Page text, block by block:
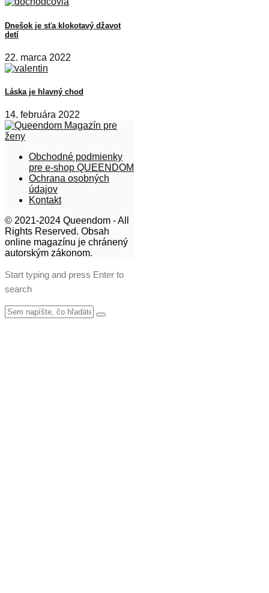
Dnešok je sťa klokotavý džavot
detí
22. marca 2022
Láska je hlavný chod
14. februára 2022
Obchodné podmienky
pre e-shop QUEENDOM
Ochrana osobných
údajov
Kontakt
© 2021-2024 Queendom - All
Rights Reserved. Obsah
online magazínu je chránený
autorským zákonom.
Start typing and press Enter to
search